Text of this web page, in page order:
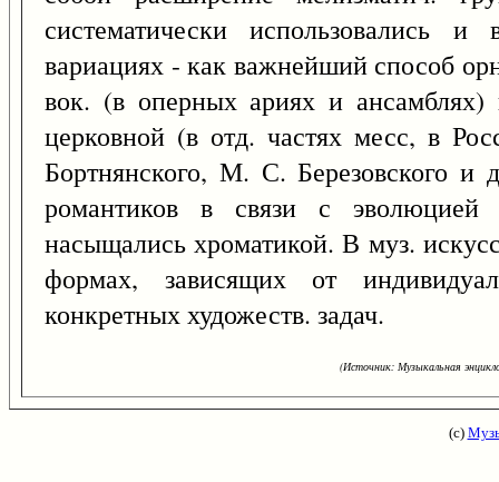
систематически использовались
вариациях - как важнейший способ
вок. (в оперных ариях и
церковной (в отд. частях месс, в
Бортнянского, М. С. Березовского и
романтиков в связи с
насыщались хроматикой. В муз.
формах, зависящих от
конкретных художеств. задач.
(Источник: Музыкальная
(с)